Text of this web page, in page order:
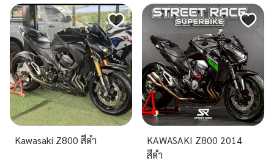
Kawasaki Z800 สีดำ
KAWASAKI Z800 2014
สีดำ